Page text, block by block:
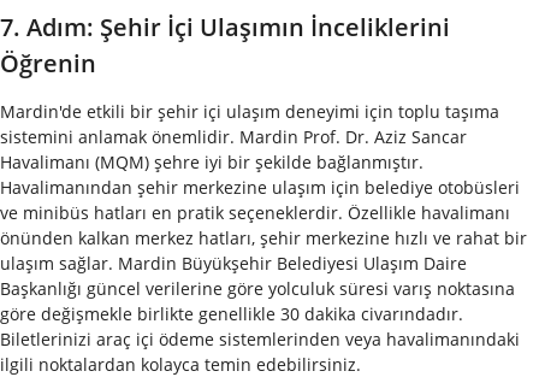
7. Adım: Şehir İçi Ulaşımın İnceliklerini
Öğrenin
Mardin'de etkili bir şehir içi ulaşım deneyimi için toplu taşıma
sistemini anlamak önemlidir. Mardin Prof. Dr. Aziz Sancar
Havalimanı (MQM) şehre iyi bir şekilde bağlanmıştır.
Havalimanından şehir merkezine ulaşım için belediye otobüsleri
ve minibüs hatları en pratik seçeneklerdir. Özellikle havalimanı
önünden kalkan merkez hatları, şehir merkezine hızlı ve rahat bir
ulaşım sağlar. Mardin Büyükşehir Belediyesi Ulaşım Daire
Başkanlığı güncel verilerine göre yolculuk süresi varış noktasına
göre değişmekle birlikte genellikle 30 dakika civarındadır.
Biletlerinizi araç içi ödeme sistemlerinden veya havalimanındaki
ilgili noktalardan kolayca temin edebilirsiniz.